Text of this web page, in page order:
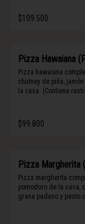
$109.500
Pizza Hawaiana
Pizza hawaiana
chutney de piña,
la casa. (Contiene
$99.800
Pizza Margherita
Pizza margherita
pomodoro de la casa,
grana padano y pesto